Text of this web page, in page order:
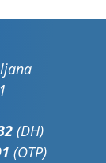
(DH)
(OTP)